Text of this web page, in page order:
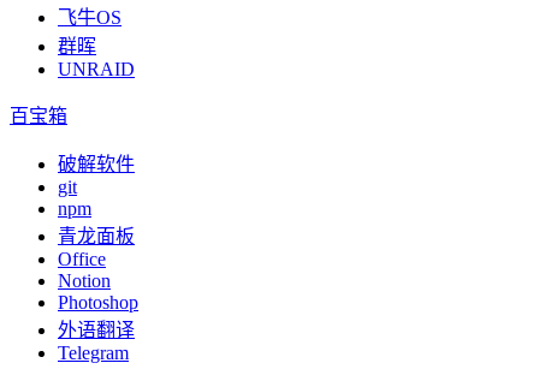
飞牛OS
群晖
UNRAID
百宝箱
破解软件
git
npm
青龙面板
Office
Notion
Photoshop
外语翻译
Telegram